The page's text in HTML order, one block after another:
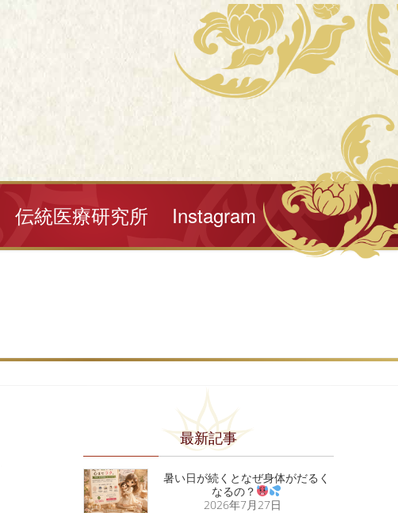
伝統医療研究所 Instagram
最新記事
暑い日が続くとなぜ身体がだるく
なるの？
2026年7月27日